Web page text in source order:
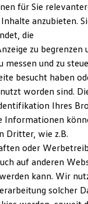
Updates
Das
-
Zustand
für Sie
anzubieten.
die
zu begrenzen
und zu
besucht haben
worden sind.
Ihres
Informationen
Dritter, wie z.B.
oder
auf anderen
kann. Wir
solcher